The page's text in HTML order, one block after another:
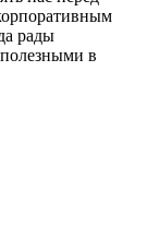
рады
полезными в